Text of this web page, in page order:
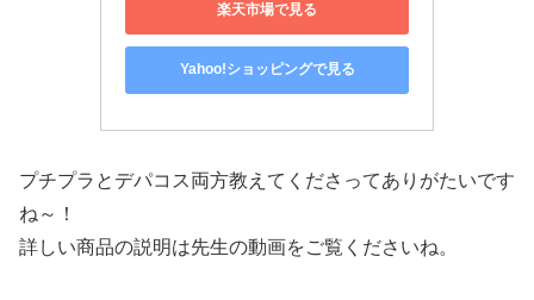
楽天市場で見る
Yahoo!ショッピングで見る
プチプラとデパコス両方教えてくださってありがたいです
ね～！
詳しい商品の説明は先生の動画をご覧くださいね。